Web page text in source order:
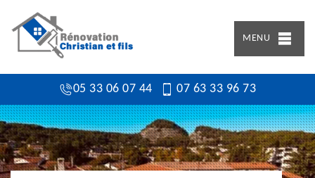
MENU
05 33 06 07 44 07 63 33 96 73